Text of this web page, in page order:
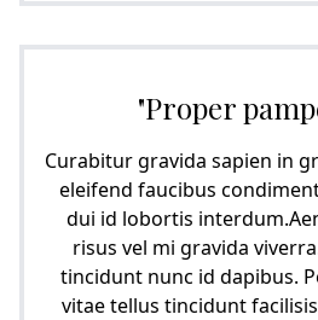
"Proper
Curabitur gravida sapien in
eleifend faucibus
dui id lobortis
risus vel mi gravida
tincidunt nunc id dapibus.
vitae tellus tincidunt